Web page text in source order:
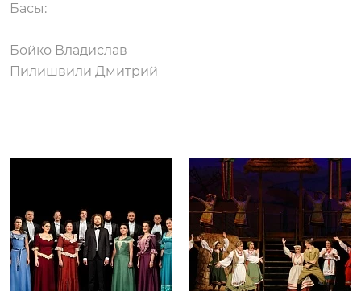
Басы:
Бойко Владислав
Пилишвили Дмитрий